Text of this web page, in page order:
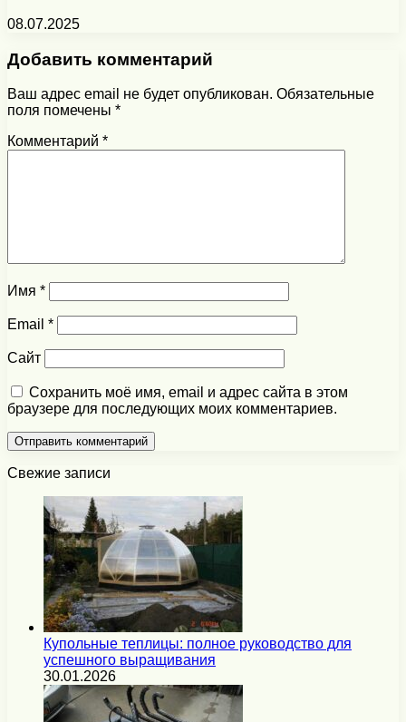
08.07.2025
Добавить комментарий
Ваш адрес email не будет опубликован. Обязательные
поля помечены *
Комментарий *
Имя *
Email *
Сайт
Сохранить моё имя, email и адрес сайта в этом
браузере для последующих моих комментариев.
Свежие записи
Купольные теплицы: полное руководство для
успешного выращивания
30.01.2026